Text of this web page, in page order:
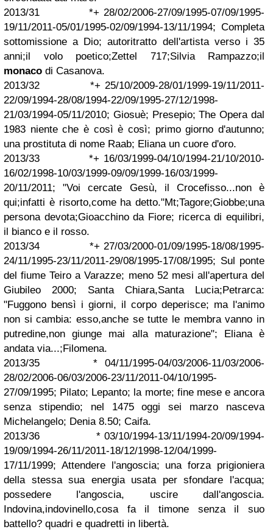
2013/31 *+ 28/02/2006-27/09/1995-07/09/1995-
19/11/2011-05/01/1995-02/09/1994-13/11/1994; Completa
sottomissione a Dio; autoritratto dell'artista verso i 35
anni;il volo poetico;Zettel 717;Silvia Rampazzo;il
monaco di Casanova.
2013/32 *+ 25/10/2009-28/01/1999-19/11/2011-
22/09/1994-28/08/1994-22/09/1995-27/12/1998-
21/03/1994-05/11/2010; Giosuè; Presepio; The Opera dal
1983 niente che è così è così; primo giorno d'autunno;
una prostituta di nome Raab; Eliana un cuore d'oro.
2013/33 *+ 16/03/1999-04/10/1994-21/10/2010-
16/02/1998-10/03/1999-09/09/1999-16/03/1999-
20/11/2011; "Voi cercate Gesù, il Crocefisso...non è
qui;infatti è risorto,come ha detto."Mt;Tagore;Giobbe;una
persona devota;Gioacchino da Fiore; ricerca di equilibri,
il bianco e il rosso.
2013/34 *+ 27/03/2000-01/09/1995-18/08/1995-
24/11/1995-23/11/2011-29/08/1995-17/08/1995; Sul ponte
del fiume Teiro a Varazze; meno 52 mesi all'apertura del
Giubileo 2000; Santa Chiara,Santa Lucia;Petrarca:
"Fuggono bensì i giorni, il corpo deperisce; ma l'animo
non si cambia: esso,anche se tutte le membra vanno in
putredine,non giunge mai alla maturazione"; Eliana è
andata via...;Filomena.
2013/35 * 04/11/1995-04/03/2006-11/03/2006-
28/02/2006-06/03/2006-23/11/2011-04/10/1995-
27/09/1995; Pilato; Lepanto; la morte; fine mese e ancora
senza stipendio; nel 1475 oggi sei marzo nasceva
Michelangelo; Denia 8.50; Caifa.
2013/36 * 03/10/1994-13/11/1994-20/09/1994-
19/09/1994-26/11/2011-18/12/1998-12/04/1999-
17/11/1999; Attendere l'angoscia; una forza prigioniera
della stessa sua energia usata per sfondare l'acqua;
possedere l'angoscia, uscire dall'angoscia.
Indovina,indovinello,cosa fa il timone senza il suo
battello? quadri e quadretti in libertà.